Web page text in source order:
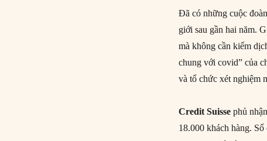
Đã có những cuộc
giới sau gần hai năm.
mà không cần kiểm
chung với covid” của
và tổ chức xét nghiệm
Credit Suisse phủ
18.000 khách hàng.